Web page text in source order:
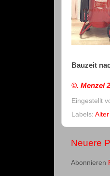
Bauzeit
©. Menzel
Eingestellt
Labels:
Neuere
Abonnieren